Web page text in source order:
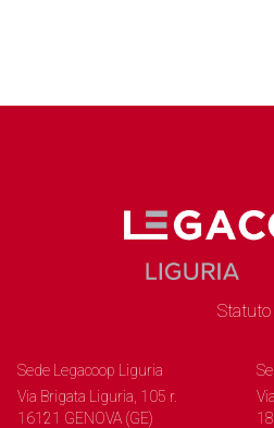
Statuto
Sede Legacoop Liguria
Via Brigata Liguria, 105 r.
16121 GENOVA (GE)